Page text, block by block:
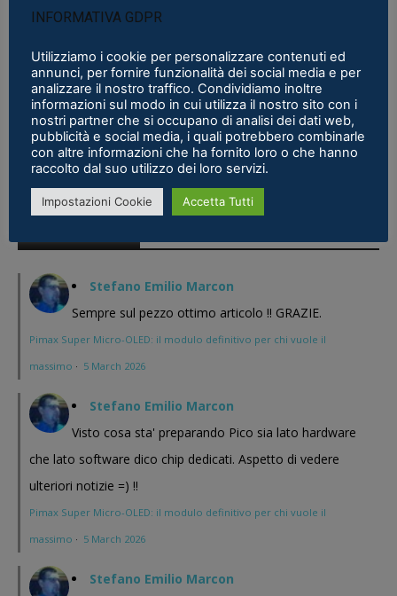
Recensioni
Boiling Steel – la recensione della versione
Early Access (PCVR)
Guido Grano - 5 Dicembre 2019
Stefano Emilio Marcon
Sempre sul pezzo ottimo articolo !! GRAZIE.
Pimax Super Micro-OLED: il modulo definitivo per chi vuole il
massimo · 5 March 2026
Stefano Emilio Marcon
Visto cosa sta' preparando Pico sia lato hardware
che lato software dico chip dedicati. Aspetto di vedere
ulteriori notizie =) !!
Pimax Super Micro-OLED: il modulo definitivo per chi vuole il
massimo · 5 March 2026
Stefano Emilio Marcon
INFORMATIVA GDPR
Utilizziamo i cookie per personalizzare contenuti ed
annunci, per fornire funzionalità dei social media e per
analizzare il nostro traffico. Condividiamo inoltre
informazioni sul modo in cui utilizza il nostro sito con i
nostri partner che si occupano di analisi dei dati web,
pubblicità e social media, i quali potrebbero combinarle
con altre informazioni che ha fornito loro o che hanno
raccolto dal suo utilizzo dei loro servizi.
Impostazioni Cookie Accetta Tutti